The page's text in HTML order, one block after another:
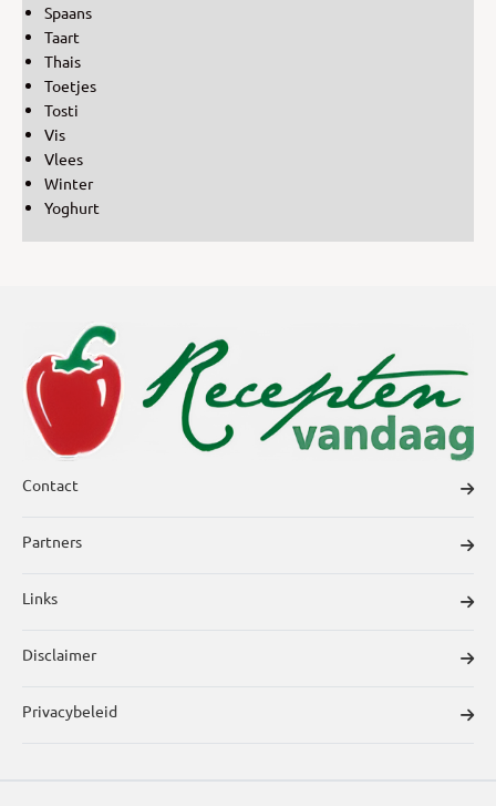
Spaans
Taart
Thais
Toetjes
Tosti
Vis
Vlees
Winter
Yoghurt
Contact
Partners
Links
Disclaimer
Privacybeleid